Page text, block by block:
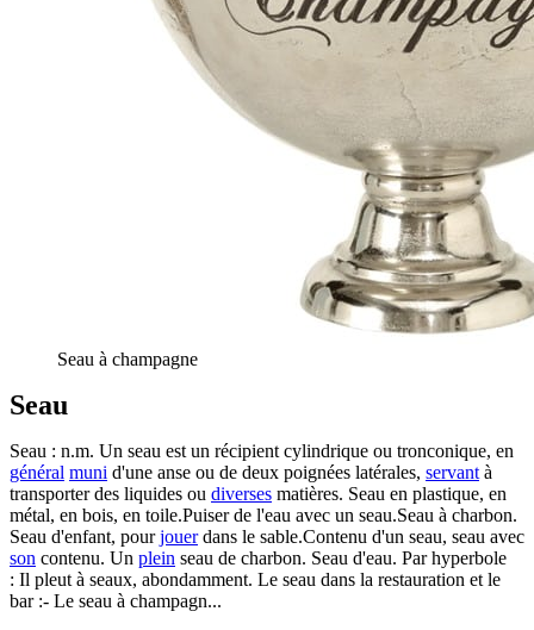
Seau à champagne
Seau
Seau : n.m. Un seau est un récipient cylindrique ou tronconique, en
général muni d'une anse ou de deux poignées latérales, servant à
transporter des liquides ou diverses matières. Seau en plastique, en
métal, en bois, en toile.Puiser de l'eau avec un seau.Seau à charbon.
Seau d'enfant, pourjouerdans le sable.Contenu d'un seau, seau avec
son contenu. Un plein seau de charbon. Seau d'eau. Par hyperbole
: Il pleut à seaux, abondamment. Le seau dans la restauration et le
bar :- Le seau à champagn...